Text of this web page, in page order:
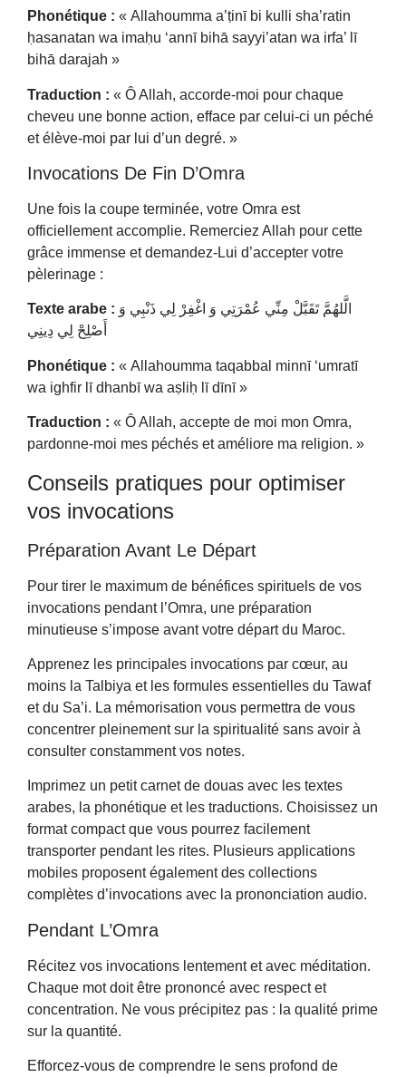
Phonétique : « Allahoumma a’ṭinī bi kulli sha’ratin
ḥasanatan wa imaḥu ‘annī bihā sayyi’atan wa irfa’ lī
bihā darajah »
Traduction : « Ô Allah, accorde-moi pour chaque
cheveu une bonne action, efface par celui-ci un péché
et élève-moi par lui d’un degré. »
Invocations De Fin D’Omra
Une fois la coupe terminée, votre Omra est
officiellement accomplie. Remerciez Allah pour cette
grâce immense et demandez-Lui d’accepter votre
pèlerinage :
Texte arabe :
أَصْلِحْ لِي دِينِي
Phonétique : « Allahoumma taqabbal minnī ‘umratī
wa ighfir lī dhanbī wa aṣliḥ lī dīnī »
Traduction : « Ô Allah, accepte de moi mon Omra,
pardonne-moi mes péchés et améliore ma religion. »
Conseils pratiques pour optimiser
vos invocations
Préparation Avant Le Départ
Pour tirer le maximum de bénéfices spirituels de vos
invocations pendant l’Omra, une préparation
minutieuse s’impose avant votre départ du Maroc.
Apprenez les principales invocations par cœur, au
moins la Talbiya et les formules essentielles du Tawaf
et du Sa’i. La mémorisation vous permettra de vous
concentrer pleinement sur la spiritualité sans avoir à
consulter constamment vos notes.
Imprimez un petit carnet de douas avec les textes
arabes, la phonétique et les traductions. Choisissez un
format compact que vous pourrez facilement
transporter pendant les rites. Plusieurs applications
mobiles proposent également des collections
complètes d’invocations avec la prononciation audio.
Pendant L’Omra
Récitez vos invocations lentement et avec méditation.
Chaque mot doit être prononcé avec respect et
concentration. Ne vous précipitez pas : la qualité prime
sur la quantité.
Efforcez-vous de comprendre le sens profond de